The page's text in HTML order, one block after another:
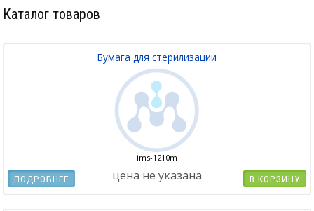
Каталог товаров
Бумага для стерилизации
ims-1210m
цена не указана В КОРЗИНУ
ПОДРОБНЕЕ